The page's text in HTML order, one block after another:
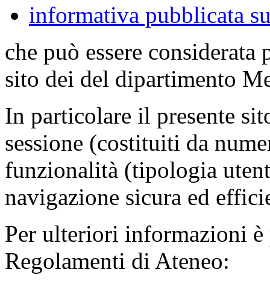
informativa pubblicata
che può essere
sito dei del dipartimento
In particolare il presente
sessione (costituiti da
funzionalità (tipologia
navigazione sicura ed
Per ulteriori informazioni è
Regolamenti di Ateneo: